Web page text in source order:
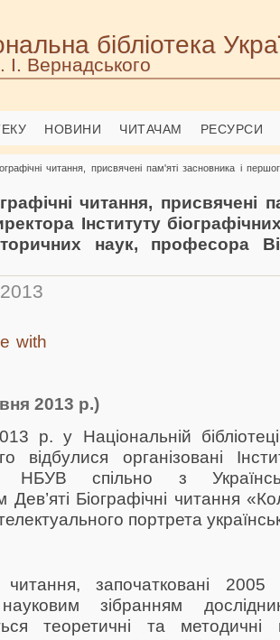
бібліотека
І. Вернадського
НОВИНИ ЧИТАЧАМ РЕСУРСИ
читання, присвячені пам'яті засновника і
читання, присвячені
Інституту
наук, професора
2013 р.)
р. у Національній
відбулися організовані
НБУВ спільно з
Дев’яті Біографічні читання
портрета
читання, започатковані
зібранням
теоретичні та методичні